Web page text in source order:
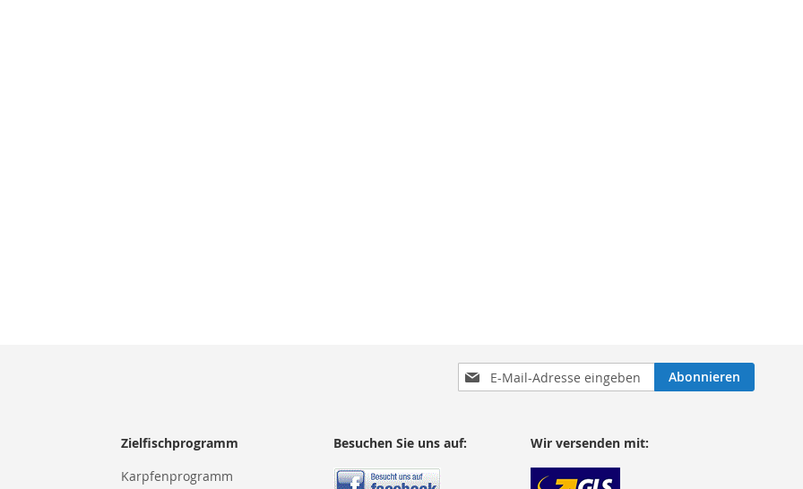
Anmeldung
zum
Abonnieren
Zielfischprogramm
Karpfenprogramm
Besuchen Sie uns auf: Wir versenden mit: